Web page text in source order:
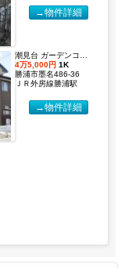
→物件詳細
潮見台 ガーデンコート【2027年度国際武道大学生 入居申込受付開始しました！】
4万5,000円 1K
勝浦市墨名486-36
ＪＲ外房線勝浦駅
→物件詳細